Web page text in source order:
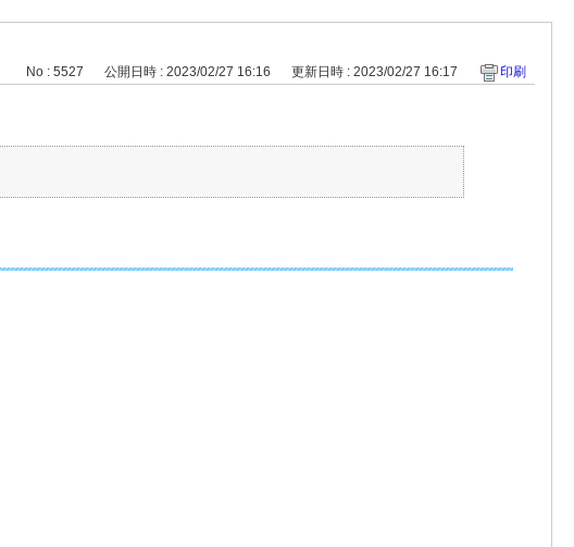
No : 5527 公開日時 : 2023/02/27 16:16 更新日時 : 2023/02/27 16:17 印刷